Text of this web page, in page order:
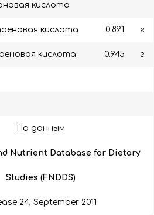
кислота
кислота 0.891 г
кислота 0.945 г
По данным
Nutrient Database for Dietary
Studies (FNDDS)
24, September 2011